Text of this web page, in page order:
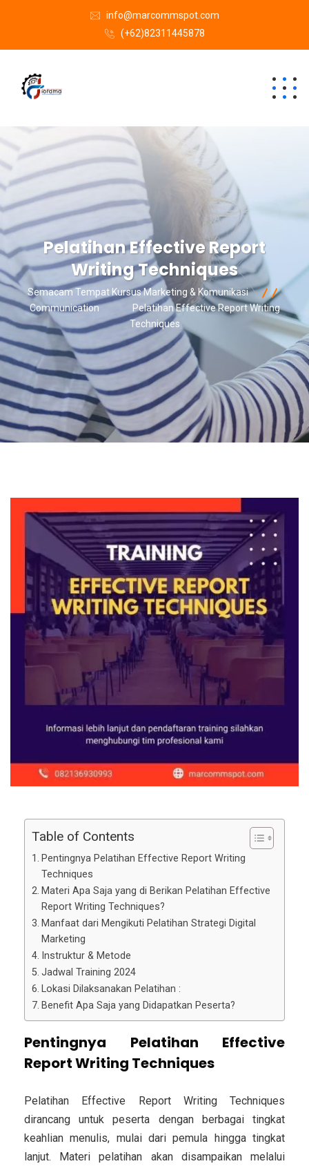
info@marcommspot.com
(+62)82311445878
Pelatihan Effective Report
Writing Techniques
Semacam Tempat Kursus Marketing & Komunikasi
Communication
Pelatihan Effective Report Writing
Techniques
Table of Contents
Pentingnya Pelatihan Effective Report Writing
Techniques
Materi Apa Saja yang di Berikan Pelatihan Effective
Report Writing Techniques?
Manfaat dari Mengikuti Pelatihan Strategi Digital
Marketing
Instruktur & Metode
Jadwal Training 2024
Lokasi Dilaksanakan Pelatihan :
Benefit Apa Saja yang Didapatkan Peserta?
Pentingnya Pelatihan Effective
Report Writing Techniques
Pelatihan Effective Report Writing Techniques
dirancang untuk peserta dengan berbagai tingkat
keahlian menulis, mulai dari pemula hingga tingkat
lanjut. Materi pelatihan akan disampaikan melalui